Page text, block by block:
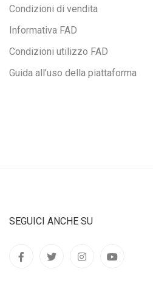
Condizioni di vendita
Informativa FAD
Condizioni utilizzo FAD
Guida all’uso della piattaforma
SEGUICI ANCHE SU